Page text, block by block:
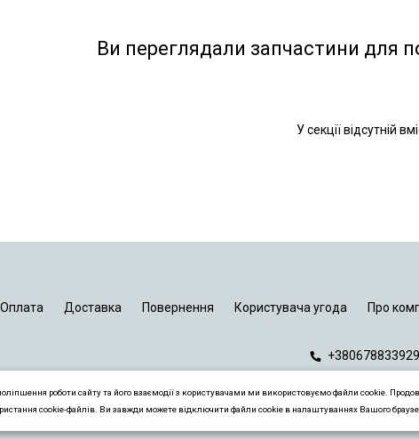
Ви переглядали запчастини для
У секції відсутній
Оплата Доставка Повернення Користувача угода Про
+380678833929
роботи сайту та його взаємодії з користувачами ми використовуємо файли cookie.
cookie-файлів. Ви завжди можете відключити файли cookie в налаштуваннях Вашого